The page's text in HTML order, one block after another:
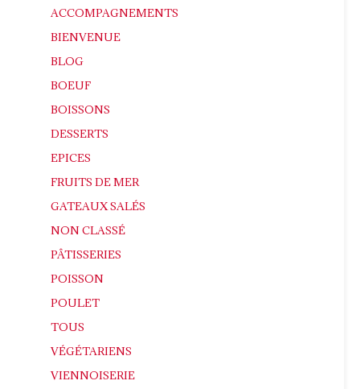
ACCOMPAGNEMENTS
BIENVENUE
BLOG
BOEUF
BOISSONS
DESSERTS
EPICES
FRUITS DE MER
GATEAUX SALÉS
NON CLASSÉ
PÂTISSERIES
POISSON
POULET
TOUS
VÉGÉTARIENS
VIENNOISERIE